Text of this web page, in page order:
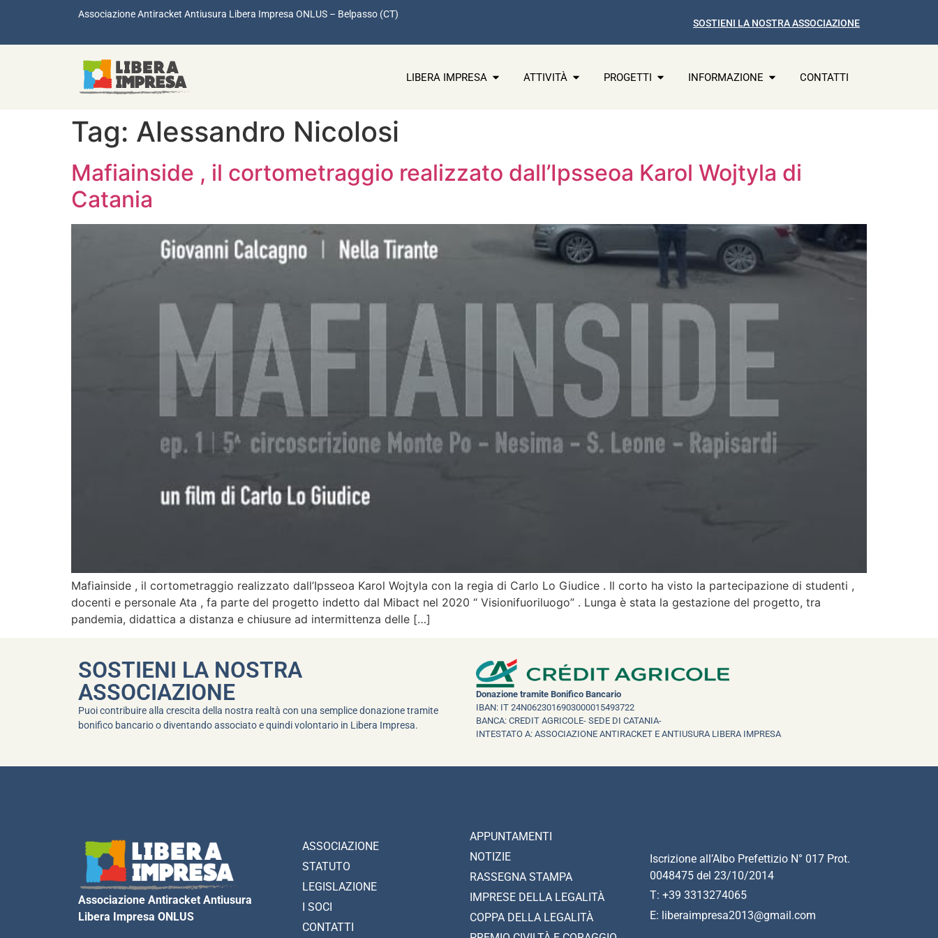
Associazione Antiracket Antiusura Libera Impresa ONLUS – Belpasso (CT)
SOSTIENI LA NOSTRA ASSOCIAZIONE
LIBERA IMPRESA ATTIVITÀ PROGETTI INFORMAZIONE CONTATTI
Tag: Alessandro Nicolosi
Mafiainside , il cortometraggio realizzato dall’Ipsseoa Karol Wojtyla di
Catania
Mafiainside , il cortometraggio realizzato dall’Ipsseoa Karol Wojtyla con la regia di Carlo Lo Giudice . Il corto ha visto la partecipazione di studenti ,
docenti e personale Ata , fa parte del progetto indetto dal Mibact nel 2020 “ Visionifuoriluogo” . Lunga è stata la gestazione del progetto, tra
pandemia, didattica a distanza e chiusure ad intermittenza delle […]
SOSTIENI LA NOSTRA
ASSOCIAZIONE
Puoi contribuire alla crescita della nostra realtà con una semplice donazione tramite
bonifico bancario o diventando associato e quindi volontario in Libera Impresa.
Donazione tramite Bonifico Bancario
IBAN: IT 24N0623016903000015493722
BANCA: CREDIT AGRICOLE- SEDE DI CATANIA-
INTESTATO A: ASSOCIAZIONE ANTIRACKET E ANTIUSURA LIBERA IMPRESA
Associazione Antiracket Antiusura
Libera Impresa ONLUS
ASSOCIAZIONE
STATUTO
LEGISLAZIONE
I SOCI
CONTATTI
APPUNTAMENTI
NOTIZIE
RASSEGNA STAMPA
IMPRESE DELLA LEGALITÀ
COPPA DELLA LEGALITÀ
Iscrizione all’Albo Prefettizio N° 017 Prot.
0048475 del 23/10/2014
T: +39 3313274065
E: liberaimpresa2013@gmail.com